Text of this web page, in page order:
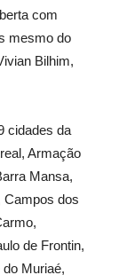
com
mesmo do
Bilhim,
cidades da
Armação
Mansa,
Campos dos
de Frontin,
Muriaé,